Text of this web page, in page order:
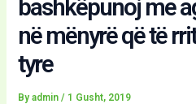
bashkëpunoj me
në mënyrë që të
tyre
Byadmin/ 1 Gusht, 2019